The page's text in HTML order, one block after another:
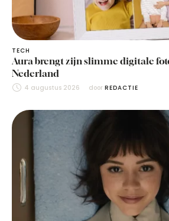
TECH
Aura brengt zijn slimme digitale
Nederland
4 augustus 2026 door REDACTIE